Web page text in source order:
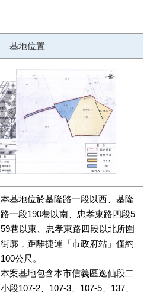
基地位置
本基地位於基隆路一段以西、基隆
路一段190巷以南、忠孝東路四段5
59巷以東、忠孝東路四段以北所圍
街廓，距離捷運「市政府站」僅約
100公尺。
本案基地包含本市信義區逸仙段二
小段107-2、107-3、107-5、137、